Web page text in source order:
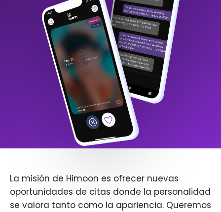
La misión de Himoon es ofrecer nuevas
oportunidades de citas donde la personalidad
se valora tanto como la apariencia. Queremos